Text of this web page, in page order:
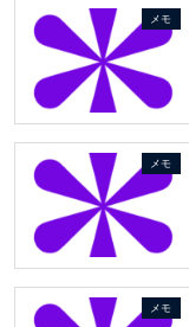
メモ
メモ
メモ